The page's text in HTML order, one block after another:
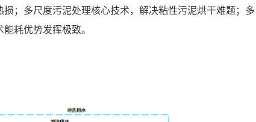
；多尺度污泥处理核心技术，解决粘性污泥烘干难题；多
耗优势发挥极致。